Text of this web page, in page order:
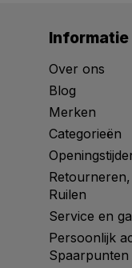
Informatie
Over ons
Blog
Merken
Categorieën
Ruilen
Service en
Persoonlijk
Spaarpunten